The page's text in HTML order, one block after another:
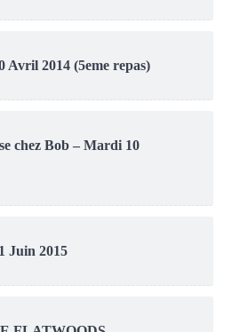
Avril 2014 (5eme repas)
chez Bob – Mardi 10
Juin 2015